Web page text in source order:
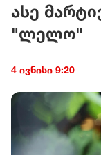
ასე
"ლელო"
4 ივნისი 9:20